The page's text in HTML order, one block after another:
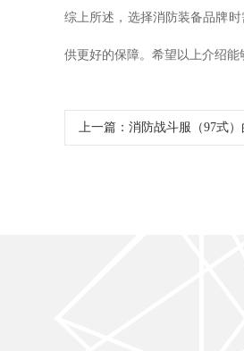
综上所述，选择消防装备品牌
供更好的保障。希望以上介绍能
上一篇： 消防战斗服（97式）